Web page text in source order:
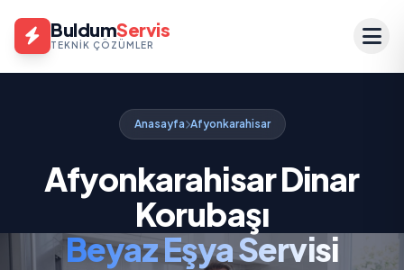
BuldumServis
TEKNIK ÇÖZÜMLER
Anasayfa Afyonkarahisar
Afyonkarahisar Dinar
Korubaşı
Beyaz Eşya Servisi